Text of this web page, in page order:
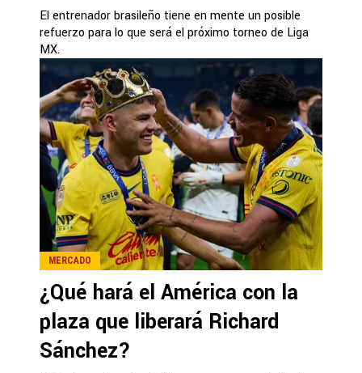
El entrenador brasileño tiene en mente un posible
refuerzo para lo que será el próximo torneo de Liga
MX.
MERCADO
¿Qué hará el América con la
plaza que liberará Richard
Sánchez?